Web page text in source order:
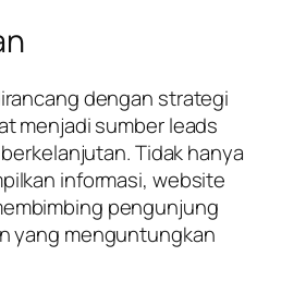
dengan strategi
menjadi sumber leads
Tidak hanya
informasi, website
pengunjung
yang menguntungkan